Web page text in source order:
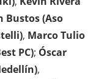
Bustos (Aso
, Marco Tulio
PC); Óscar
,